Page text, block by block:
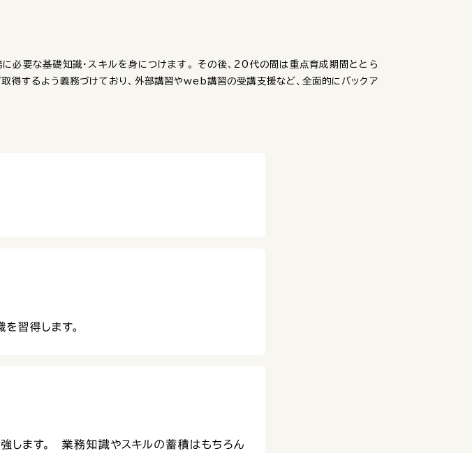
必要な基礎知識･スキルを身につけます。 その後、20代の間は重点育成期間ととら
得するよう義務づけており、外部講習やweb講習の受講支援など、全面的にバックア